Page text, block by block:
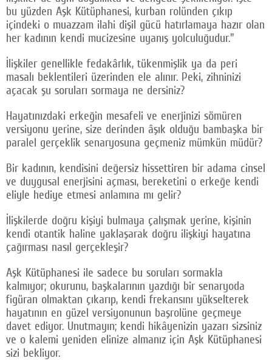
bu yüzden Aşk Kütüphanesi, kurban rolünden çıkıp
içindeki o muazzam ilahi dişil gücü hatırlamaya hazır olan
her kadının kendi mucizesine uyanış yolculuğudur."
İlişkiler genellikle fedakârlık, tükenmişlik ya da peri
masalı beklentileri üzerinden ele alınır. Peki, zihninizi
açacak şu soruları sormaya ne dersiniz?
Hayatınızdaki erkeğin mesafeli ve enerjinizi sömüren
versiyonu yerine, size derinden âşık olduğu bambaşka bir
paralel gerçeklik senaryosuna geçmeniz mümkün müdür?
Bir kadının, kendisini değersiz hissettiren bir adama cinsel
ve duygusal enerjisini açması, bereketini o erkeğe kendi
eliyle hediye etmesi anlamına mı gelir?
İlişkilerde doğru kişiyi bulmaya çalışmak yerine, kişinin
kendi otantik haline yaklaşarak doğru ilişkiyi hayatına
çağırması nasıl gerçekleşir?
Aşk Kütüphanesi ile sadece bu soruları sormakla
kalmıyor; okurunu, başkalarının yazdığı bir senaryoda
figüran olmaktan çıkarıp, kendi frekansını yükselterek
hayatının en güzel versiyonunun başrolüne geçmeye
davet ediyor. Unutmayın; kendi hikâyenizin yazarı sizsiniz
ve o kalemi yeniden elinize almanız için Aşk Kütüphanesi
sizi bekliyor.